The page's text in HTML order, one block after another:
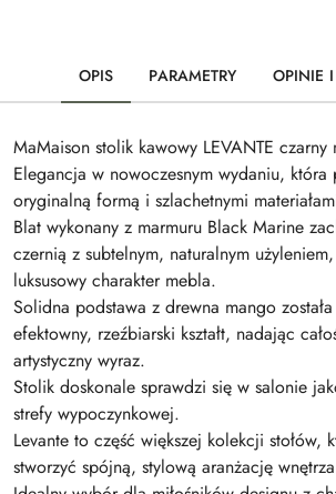
OPIS PARAMETRY OPINIE
MaMaison stolik kawowy LEVANTE
Elegancja w nowoczesnym wydaniu, która
oryginalną formą i szlachetnymi
Blat wykonany z marmuru Black Marine
czernią z subtelnym, naturalnym
luksusowy charakter mebla.
Solidna podstawa z drewna mango
efektowny, rzeźbiarski kształt, nadając
artystyczny wyraz.
Stolik doskonale sprawdzi się w salonie
strefy wypoczynkowej.
Levante to część większej kolekcji stołów,
stworzyć spójną, stylową aranżację